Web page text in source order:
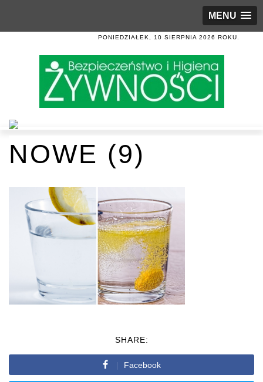
MENU
PONIEDZIAŁEK, 10 SIERPNIA 2026 ROKU.
NOWE (9)
SHARE:
Facebook